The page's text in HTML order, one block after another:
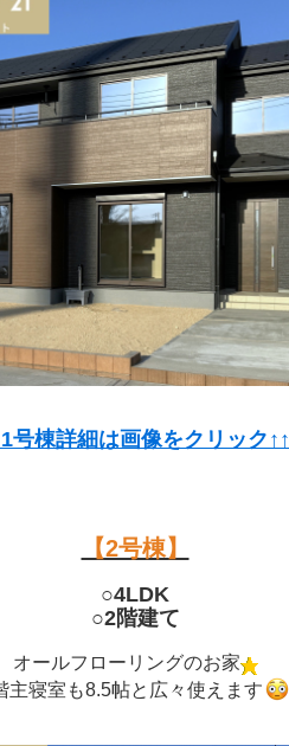
号棟詳細は画像をクリック↑↑
【2号棟】
○4LDK
○2階建て
オールフローリングのお家
主寝室も8.5帖と広々使えます